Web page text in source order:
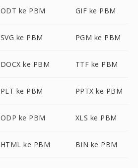
ODT ke PBM GIF ke PBM
SVG ke PBM PGM ke PBM
DOCX ke PBM TTF ke PBM
PLT ke PBM PPTX ke PBM
ODP ke PBM XLS ke PBM
HTML ke PBM BIN ke PBM